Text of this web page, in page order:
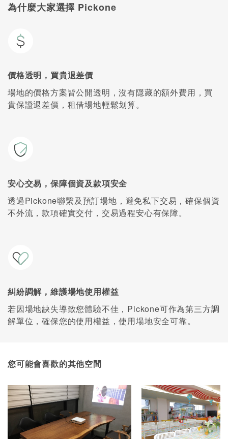
為什麼大家選擇 Pickone
價格透明，買貴退差價
場地的價格方案皆公開透明，沒有隱藏的額外費用，買
貴保證退差價，租借場地輕鬆划算。
安心交易，保障個資及款項安全
透過Pickone聯繫及預訂場地，避免私下交易，確保個資
不外流，款項確實交付，交易過程安心有保障。
糾紛調解，維護場地使用權益
若因場地缺失導致您體驗不佳，Pickone可作為第三方調
解單位，確保您的使用權益，使用場地安全可靠。
您可能會喜歡的其他空間